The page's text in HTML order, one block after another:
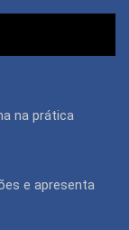
na prática
e apresenta